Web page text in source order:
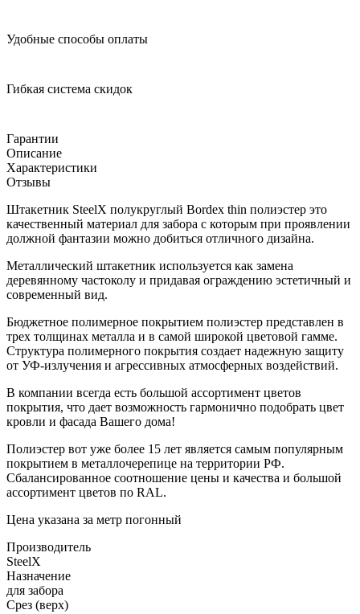
Удобные способы оплаты
Гибкая система скидок
Гарантии
Описание
Характеристики
Отзывы
Штакетник SteelX полукруглый Bordex thin полиэстер это
качественный материал для забора с которым при проявлении
должной фантазии можно добиться отличного дизайна.
Металлический штакетник используется как замена
деревянному частоколу и придавая ограждению эстетичный и
современный вид.
Бюджетное полимерное покрытием полиэстер представлен в
трех толщинах металла и в самой широкой цветовой гамме.
Структура полимерного покрытия создает надежную защиту
от УФ-излучения и агрессивных атмосферных воздействий.
В компании всегда есть большой ассортимент цветов
покрытия, что дает возможность гармонично подобрать цвет
кровли и фасада Вашего дома!
Полиэстер вот уже более 15 лет является самым популярным
покрытием в металлочерепице на территории РФ.
Сбалансированное соотношение цены и качества и большой
ассортимент цветов по RAL.
Цена указана за метр погонный
Производитель
SteelX
Назначение
для забора
Срез (верх)